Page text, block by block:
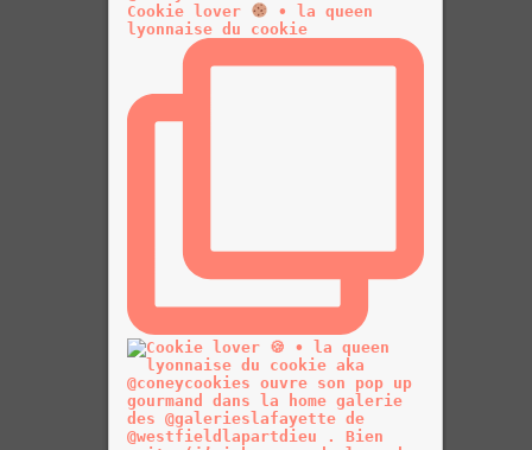
Cookie lover
• la queen
lyonnaise du cookie